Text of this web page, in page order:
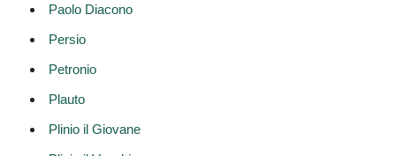
Paolo Diacono
Persio
Petronio
Plauto
Plinio il Giovane